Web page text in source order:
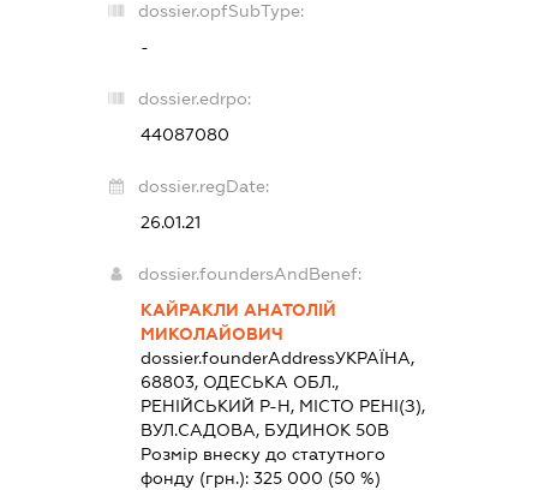
dossier.opfSubType:
-
dossier.edrpo:
44087080
dossier.regDate:
26.01.21
dossier.foundersAndBenef:
КАЙРАКЛИ АНАТОЛІЙ
МИКОЛАЙОВИЧ
dossier.founderAddressУКРАЇНА,
68803, ОДЕСЬКА ОБЛ.,
РЕНІЙСЬКИЙ Р-Н, МІСТО РЕНІ(З),
ВУЛ.САДОВА, БУДИНОК 50В
Розмір внеску до статутного
фонду (грн.):325 000 (50 %)